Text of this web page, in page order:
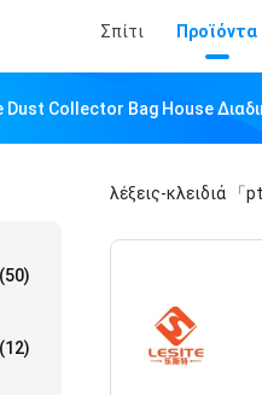
Σπίτι Προϊόντα
Dust Collector Bag House
(50)
(12)
λέξεις-κλειδιά 「